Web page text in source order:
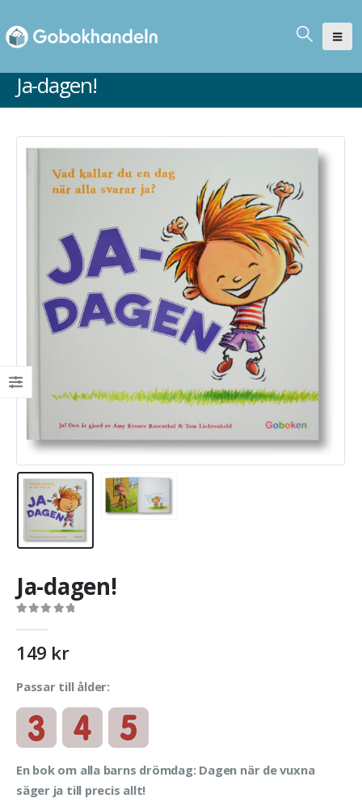
Ja-dagen!
Ja-dagen!
149 kr
Passar till ålder:
En bok om alla barns drömdag: Dagen när de vuxna
säger ja till precis allt!